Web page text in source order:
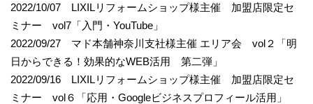
2022/10/07 LIXILリフォームショップ様主催 加盟店限定セ
ミナー vol7「入門・YouTube」
2022/09/27 マド本舗神奈川支社様主催 エリア会 vol２「明
日からできる！効果的なWEB活用 第二弾」
2022/09/16 LIXILリフォームショップ様主催 加盟店限定セ
ミナー vol６「応用・Googleビジネスプロフィール活用」